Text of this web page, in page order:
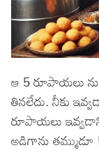
ఆ 5 రూపాయలు
తినలేదు. నీకు
రూపాయలు
అడిగాను